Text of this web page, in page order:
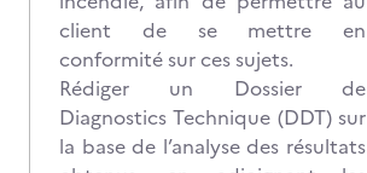
client de se mettre en
conformité sur ces sujets.
Rédiger un Dossier de
Diagnostics Technique (DDT) sur
la base de l’analyse des résultats